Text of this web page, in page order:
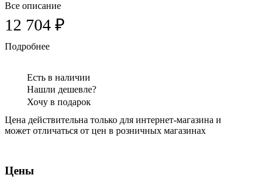
Все описание
12 704 ₽
Подробнее
Есть в наличии
Нашли дешевле?
Хочу в подарок
Цена действительна только для интернет-магазина и
может отличаться от цен в розничных магазинах
Цены